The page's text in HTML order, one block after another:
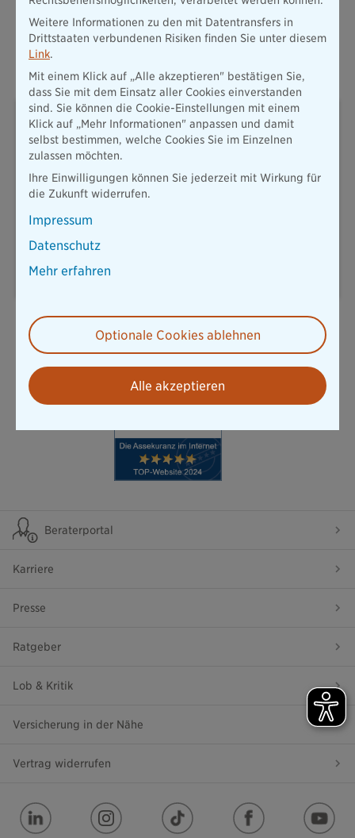
in einer aktuellen umfangreichen Unternehmensanalyse
erneut die Qualitätsnote A+ („sehr gut“) verliehen.
Wolfgang Zdral
Pressesprecher
Thomas-Dehler-Str. 25
81737 München
T: 089 / 6787-8258
Beraterportal
Karriere
Presse
Ratgeber
Lob & Kritik
Versicherung in der Nähe
Vertrag widerrufen
Weitere Informationen zu den mit Datentransfers in
Drittstaaten verbundenen Risiken finden Sie unter diesem
Link.
Mit einem Klick auf „Alle akzeptieren" bestätigen Sie,
dass Sie mit dem Einsatz aller Cookies einverstanden
sind. Sie können die Cookie-Einstellungen mit einem
Klick auf „Mehr Informationen" anpassen und damit
selbst bestimmen, welche Cookies Sie im Einzelnen
zulassen möchten.
Ihre Einwilligungen können Sie jederzeit mit Wirkung für
die Zukunft widerrufen.
Impressum
Datenschutz
Mehr erfahren
Optionale Cookies ablehnen
Alle akzeptieren